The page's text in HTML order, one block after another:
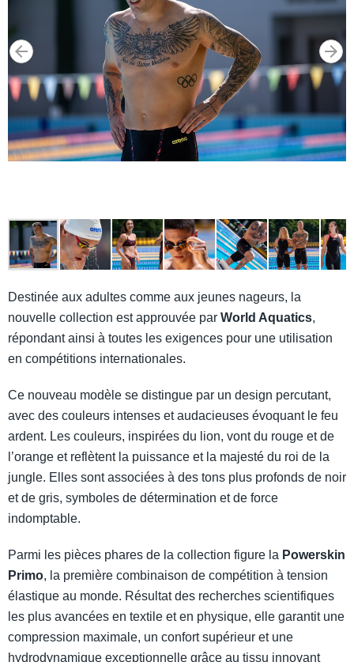
Destinée aux adultes comme aux jeunes nageurs, la
nouvelle collection est approuvée par World Aquatics,
répondant ainsi à toutes les exigences pour une utilisation
en compétitions internationales.
Ce nouveau modèle se distingue par un design percutant,
avec des couleurs intenses et audacieuses évoquant le feu
ardent. Les couleurs, inspirées du lion, vont du rouge et de
l’orange et reflètent la puissance et la majesté du roi de la
jungle. Elles sont associées à des tons plus profonds de noir
et de gris, symboles de détermination et de force
indomptable.
Parmi les pièces phares de la collection figure la Powerskin
Primo, la première combinaison de compétition à tension
élastique au monde. Résultat des recherches scientifiques
les plus avancées en textile et en physique, elle garantit une
compression maximale, un confort supérieur et une
hydrodynamique exceptionnelle grâce au tissu innovant